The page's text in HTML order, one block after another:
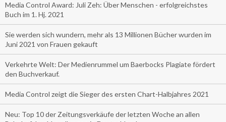
Media Control Award: Juli Zeh: Über Menschen - erfolgreichstes
Buch im 1. Hj. 2021
Sie werden sich wundern, mehr als 13 Millionen Bücher wurden im
Juni 2021 von Frauen gekauft
Verkehrte Welt: Der Medienrummel um Baerbocks Plagiate fördert
den Buchverkauf.
Media Control zeigt die Sieger des ersten Chart-Halbjahres 2021
Neu: Top 10 der Zeitungsverkäufe der letzten Woche an allen